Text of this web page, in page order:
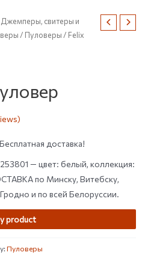
Джемперы, свитеры и
/ Пуловеры/ Felix
доставка!
— цвет: белый, коллекция:
по Минску, Витебску,
и по всей Белоруссии.
product
Пуловеры